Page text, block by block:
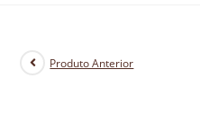
Produto Anterior